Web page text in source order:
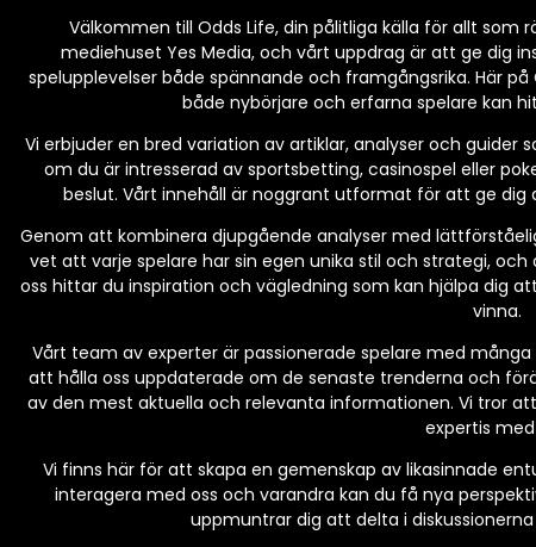
Välkommen till Odds Life, din pålitliga källa för allt som
mediehuset Yes Media, och vårt uppdrag är att ge dig
spelupplevelser både spännande och framgångsrika. Här
både nybörjare och erfarna spelare kan
Vi erbjuder en bred variation av artiklar, analyser och
om du är intresserad av sportsbetting, casinospel eller
beslut. Vårt innehåll är noggrant utformat för att ge dig
Genom att kombinera djupgående analyser med
vet att varje spelare har sin egen unika stil och strategi,
oss hittar du inspiration och vägledning som kan hjälpa dig
vinna.
Vårt team av experter är passionerade spelare med
att hålla oss uppdaterade om de senaste trenderna och
av den mest aktuella och relevanta informationen. Vi tror
expertis
Vi finns här för att skapa en gemenskap av likasinnade
interagera med oss och varandra kan du få nya
uppmuntrar dig att delta i